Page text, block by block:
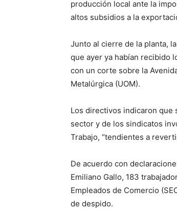
producción local ante la
altos subsidios a la
Junto al cierre de la planta,
que ayer ya habían recibido
con un corte sobre la
Metalúrgica (UOM).
Los directivos indicaron que
sector y de los sindicatos
Trabajo, “tendientes a
De acuerdo con
Emiliano Gallo, 183
Empleados de Comercio
de despido.